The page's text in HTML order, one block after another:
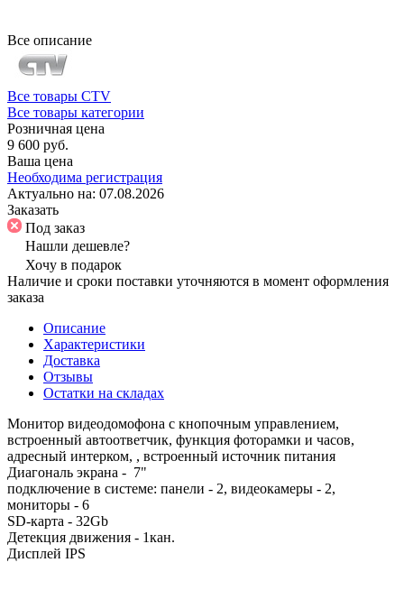
Все описание
Все товары CTV
Все товары категории
Розничная цена
9 600 руб.
Ваша цена
Необходима регистрация
Актуально на: 07.08.2026
Заказать
Под заказ
Нашли дешевле?
Хочу в подарок
Наличие и сроки поставки уточняются в момент оформления
заказа
Описание
Характеристики
Доставка
Отзывы
Остатки на складах
Монитор видеодомофона с кнопочным управлением,
встроенный автоответчик, функция фоторамки и часов,
адресный интерком, , встроенный источник питания
Диагональ экрана - 7"
подключение в системе: панели - 2, видеокамеры - 2,
мониторы - 6
SD-карта - 32Gb
Детекция движения - 1кан.
Дисплей IPS